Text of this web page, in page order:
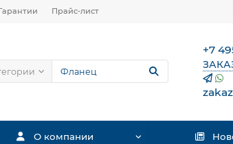
Прайс-лист
+7
О компании